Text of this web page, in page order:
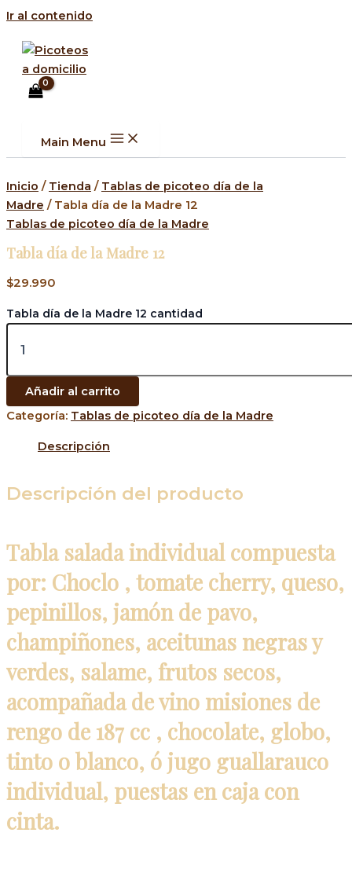
Ir al contenido
Main Menu
Inicio / Tienda / Tablas de picoteo día de la
Madre / Tabla día de la Madre 12
Tablas de picoteo día de la Madre
Tabla día de la Madre 12
$29.990
Tabla día de la Madre 12 cantidad
Añadir al carrito
Categoría: Tablas de picoteo día de la Madre
Descripción
Descripción del producto
Tabla salada individual compuesta
por: Choclo , tomate cherry, queso,
pepinillos, jamón de pavo,
champiñones, aceitunas negras y
verdes, salame, frutos secos,
acompañada de vino misiones de
rengo de 187 cc , chocolate, globo,
tinto o blanco, ó jugo guallarauco
individual, puestas en caja con
cinta.